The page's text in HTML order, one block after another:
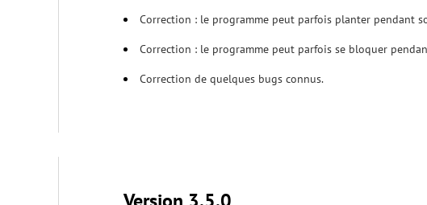
Correction : le programme peut parfois planter pendant
Correction : le programme peut parfois se bloquer
Correction de quelques bugs connus.